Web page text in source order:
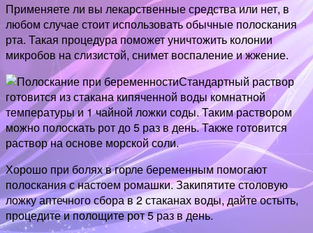
Применяете ли вы лекарственные средства или нет, в
любом случае стоит использовать обычные полоскания
рта. Такая процедура поможет уничтожить колонии
микробов на слизистой, снимет воспаление и жжение.
Стандартный раствор
готовится из стакана кипяченной воды комнатной
температуры и 1 чайной ложки соды. Таким раствором
можно полоскать рот до 5 раз в день. Также готовится
раствор на основе морской соли.
Хорошо при болях в горле беременным помогают
полоскания с настоем ромашки. Закипятите столовую
ложку аптечного сбора в 2 стаканах воды, дайте остыть,
процедите и полощите рот 5 раз в день.